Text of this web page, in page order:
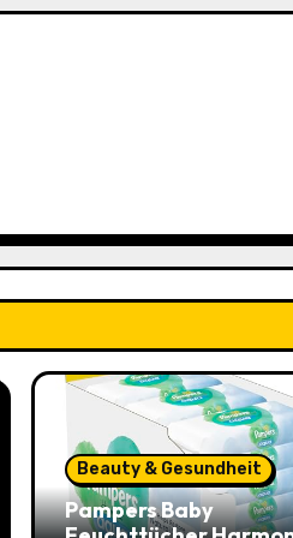
Beauty & Gesundheit
Pampers Baby